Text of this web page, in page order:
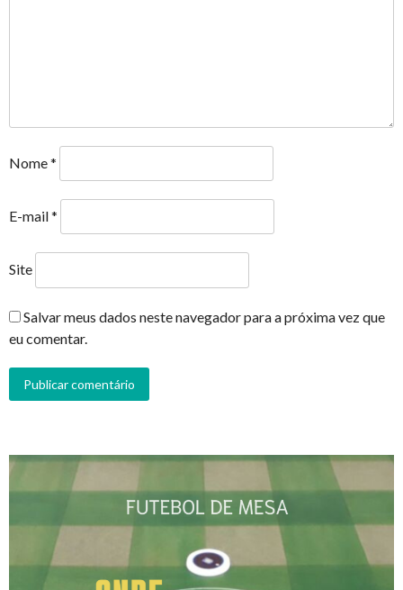
Nome*
E-mail*
Site
Salvar meus dados neste navegador para a próxima vez que
eu comentar.